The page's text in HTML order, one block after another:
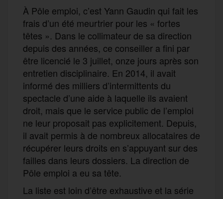
À Pôle emploi, c’est Yann Gaudin qui fait les
frais d’un été meurtrier pour les « fortes
têtes ». Dans le collimateur de sa direction
depuis des années, ce conseiller a fini par
être licencié le 3 juillet, onze jours après son
entretien disciplinaire. En 2014, il avait
informé des milliers d’intermittents du
spectacle d’une aide à laquelle ils avaient
droit, mais que le service public de l’emploi
ne leur proposait pas explicitement. Depuis,
il avait permis à de nombreux allocataires de
récupérer leurs droits en s’appuyant sur des
failles dans leurs dossiers. La direction de
Pôle emploi a eu sa tête.
La liste est loin d’être exhaustive et la série